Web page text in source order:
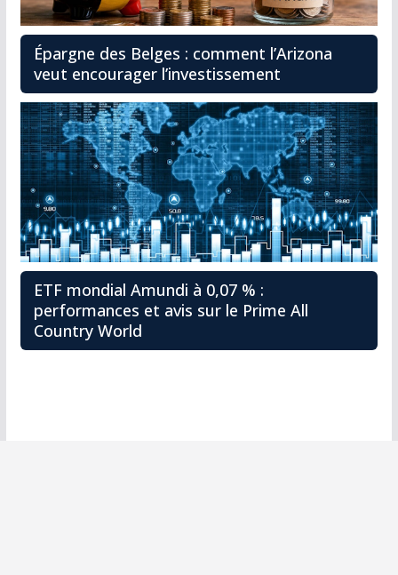
Épargne des Belges : comment l’Arizona
veut encourager l’investissement
ETF mondial Amundi à 0,07 % :
performances et avis sur le Prime All
Country World